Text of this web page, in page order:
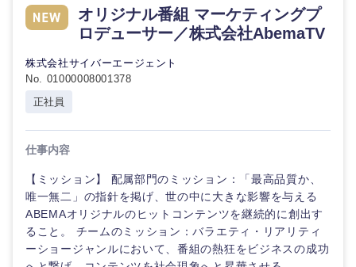
高知県
オリジナル番組 マーケティングプ
ロデューサー／株式会社AbemaTV
株式会社サイバーエージェント
No. 01000008001378
正社員
仕事内容
【ミッション】 配属部門のミッション：「最高品質か、
唯一無二」の指針を掲げ、世の中に大きな影響を与える
ABEMAオリジナルのヒットコンテンツを継続的に創出す
ること。 チームのミッション：バラエティ・リアリティ
ーショージャンルにおいて、番組の熱狂をビジネスの成功